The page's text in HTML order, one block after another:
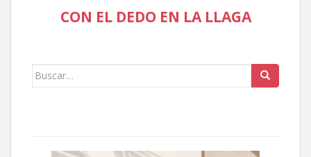
CON EL DEDO EN LA LLAGA
Buscar: